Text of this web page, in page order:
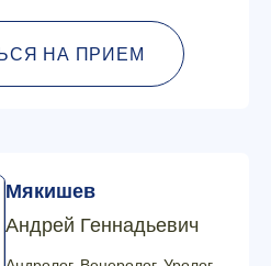
НА ПРИЕМ
Мякишев
Андрей Геннадьевич